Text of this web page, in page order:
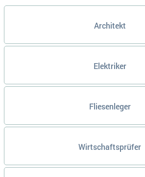
Architekt
Elektriker
Fliesenleger
Wirtschaftsprüfer